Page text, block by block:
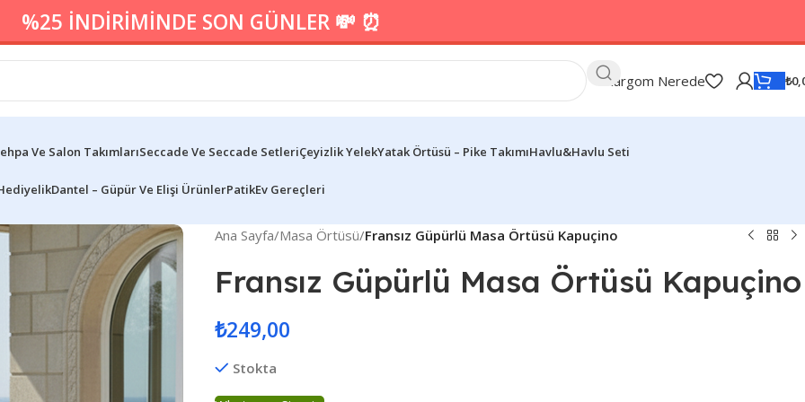
%25 İNDİRİMİNDE SON GÜNLER 💸 ⏰
Kargom Nerede ₺
Ve Salon TakımlarıSeccade Ve Seccade SetleriÇeyizlik YelekYatak Örtüsü – Pike TakımıHavlu&Havlu Seti
Dantel – Güpür Ve Elişi ÜrünlerPatikEv Gereçleri
Ana Sayfa/Masa Örtüsü/Fransız Güpürlü Masa Örtüsü Kapuçino
Fransız Güpürlü Masa Örtüsü Kapuçino
₺249,00
Stokta